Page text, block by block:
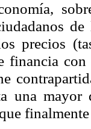
precios
financia
una mayor